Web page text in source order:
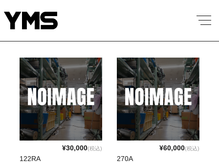
¥30,000(税込)
122RA
¥60,000(税込)
270A